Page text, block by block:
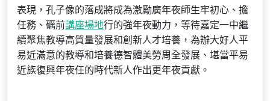
表現，孔子像的落成將成為激勵廣年夜師生牢初心、擔
任務、礪前講座場地行的強年夜動力，等待嘉定一中繼
續聚焦教導高質量發展和創新人才培養，為辦大好人平
易近滿意的教導和培養德智體美勞周全發展、堪當平易
近族復興年夜任的時代新人作出更年夜貢獻。